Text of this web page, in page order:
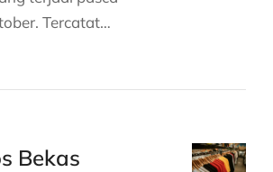
Tercatat…
Bekas